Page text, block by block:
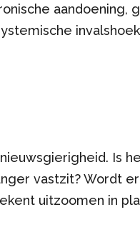
aandoening,
Is
vastzit? Wordt
uitzoomen in